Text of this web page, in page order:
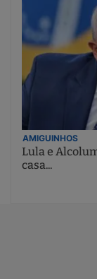
AMIGUINHOS
Lula e
casa...